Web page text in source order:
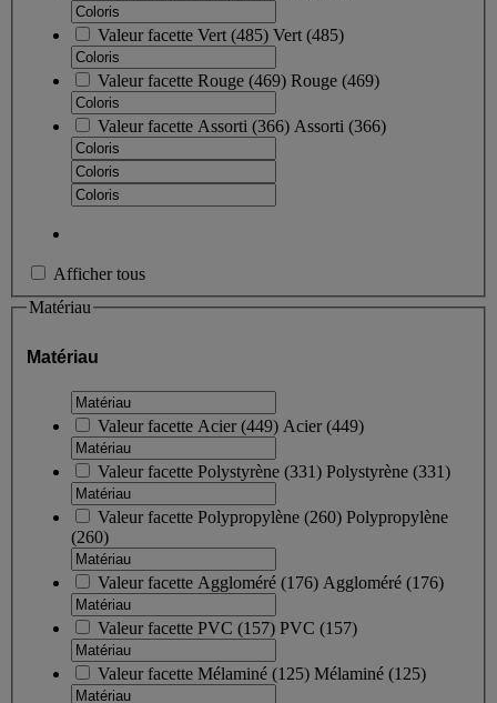
Valeur facette Vert (485) Vert (485)
Valeur facette Rouge (469) Rouge (469)
Valeur facette Assorti (366) Assorti (366)
Afficher tous
Matériau
Matériau
Valeur facette Acier(449) Acier(449)
Valeur facette Polystyrène (331) Polystyrène (331)
Valeur facette Polypropylène (260) Polypropylène
(260)
Valeur facette Aggloméré (176) Aggloméré (176)
Valeur facette PVC (157) PVC (157)
Valeur facette Mélaminé (125) Mélaminé (125)